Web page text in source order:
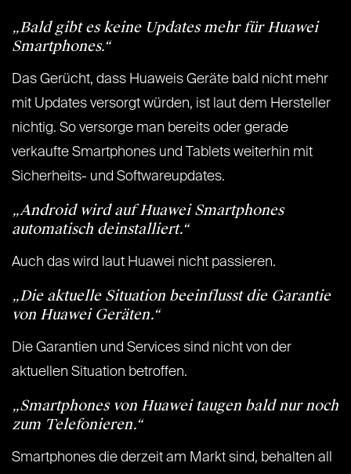
„Bald gibt es keine Updates mehr für Huawei
Smartphones.“
Das Gerücht, dass Huaweis Geräte bald nicht mehr
mit Updates versorgt würden, ist laut dem Hersteller
nichtig. So versorge man bereits oder gerade
verkaufte Smartphones und Tablets weiterhin mit
Sicherheits- und Softwareupdates.
„Android wird auf Huawei Smartphones
automatisch deinstalliert.“
Auch das wird laut Huawei nicht passieren.
„Die aktuelle Situation beeinflusst die Garantie
von Huawei Geräten.“
Die Garantien und Services sind nicht von der
aktuellen Situation betroffen.
„Smartphones von Huawei taugen bald nur noch
zum Telefonieren.“
Smartphones die derzeit am Markt sind, behalten all